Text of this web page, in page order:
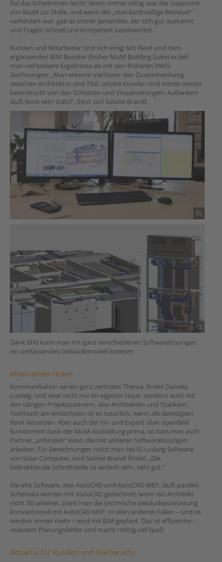
fiel das Schwimmen leicht: Wann immer nötig, war der Supporter
von MuM zur Stelle, und wenn der „standardmäßige Betreuer“
verhindert war, gab es immer jemanden, der sich gut auskennt
und Fragen schnell und kompetent beantwortet.
Kunden und Mitarbeiter sind sich einig: Mit Revit und dem
ergänzenden BIM Booster (früher MuM Building Suite) erzielt
man viel bessere Ergebnisse als mit den früheren DWG-
Zeichnungen. „Man erkennt viel klarer den Zusammenhang
zwischen Architektur und TGA; unsere Kunden sind immer wieder
beeindruckt von den Schnitten und Visualisierungen. Außerdem
läuft Revit sehr stabil“, freut sich Sabine Brandl.
Dank BIM kann man mit ganz verschiedenen Softwarelösungen
ein umfassendes Gebäudemodell kreieren
Miteinander reden
Kommunikation sei ein ganz zentrales Thema, findet Daniela
Ludwig, und zwar nicht nur im eigenen Haus, sondern auch mit
den übrigen Projektpartnern, also Architekten und Statikern.
Technisch am einfachsten ist es natürlich, wenn alle Beteiligten
Revit einsetzen. Aber auch der Im- und Export über openBIM
funktioniert dank der MuM-Ausbildung prima, so dass man auch
Partner „anbinden“ kann, die mit anderen Softwarelösungen
arbeiten. Für Berechnungen nutzt man bei IG Ludwig Software
von Solar Computer, und Sabine Brandl findet: „Die
bidirektionale Schnittstelle ist einfach sehr, sehr gut.“
Die alte Software, also AutoCAD und AutoCAD MEP, läuft parallel.
Schemata werden mit AutoCAD gezeichnet; wenn ein Architekt
nicht 3D arbeitet, plant man die technische Gebäudeausrüstung
konventionell mit AutoCAD MEP. In allen anderen Fällen – und es
werden immer mehr – wird mit BIM geplant. Das ist effizienter,
reduziert Planungsfehler und macht richtig viel Spaß.
Attraktiv für Kunden und Nachwuchs